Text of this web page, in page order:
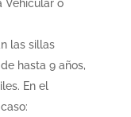
Vehicular o
las sillas
hasta 9 años,
En el